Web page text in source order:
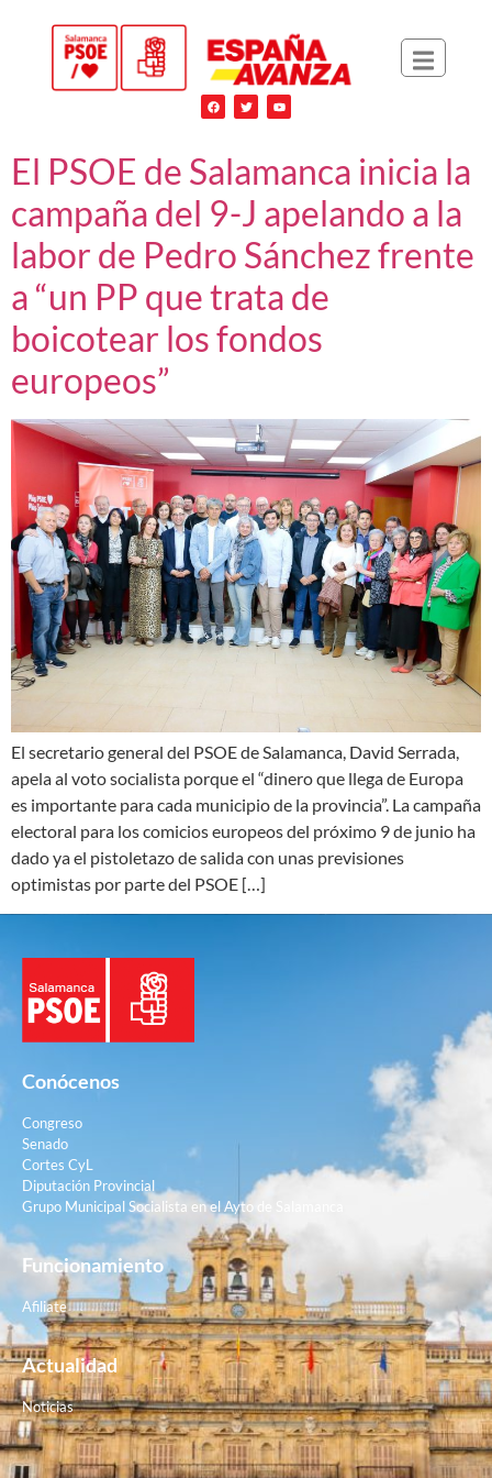
El PSOE de Salamanca inicia la
campaña del 9-J apelando a la
labor de Pedro Sánchez frente
a “un PP que trata de
boicotear los fondos
europeos”
El secretario general del PSOE de Salamanca, David Serrada,
apela al voto socialista porque el “dinero que llega de Europa
es importante para cada municipio de la provincia”. La campaña
electoral para los comicios europeos del próximo 9 de junio ha
dado ya el pistoletazo de salida con unas previsiones
optimistas por parte del PSOE […]
Conócenos
Congreso
Senado
Cortes CyL
Diputación Provincial
Grupo Municipal Socialista en el Ayto de Salamanca
Funcionamiento
Afiliate
Actualidad
Noticias